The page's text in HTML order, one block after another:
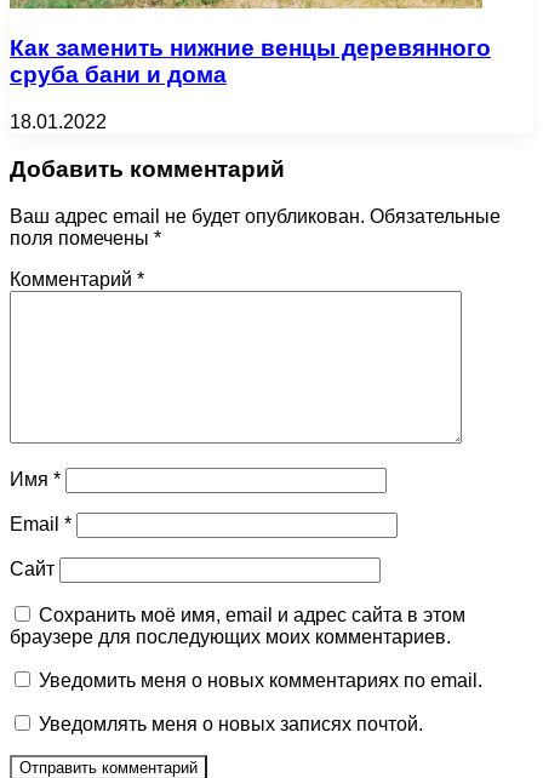
Как заменить нижние венцы деревянного
сруба бани и дома
18.01.2022
Добавить комментарий
Ваш адрес email не будет опубликован. Обязательные
поля помечены *
Комментарий *
Имя *
Email *
Сайт
Сохранить моё имя, email и адрес сайта в этом
браузере для последующих моих комментариев.
Уведомить меня о новых комментариях по email.
Уведомлять меня о новых записях почтой.